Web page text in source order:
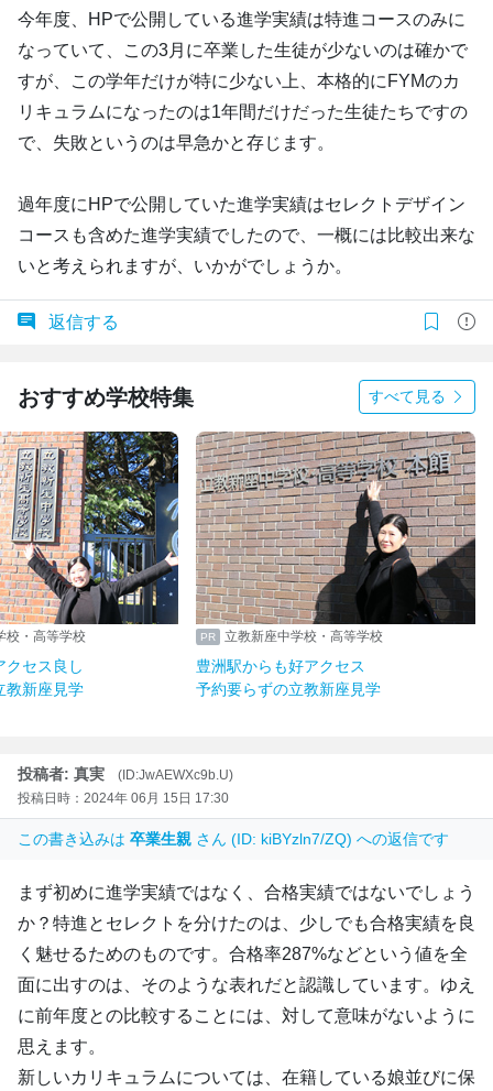
今年度、HPで公開している進学実績は特進コースのみに
なっていて、この3月に卒業した生徒が少ないのは確かで
すが、この学年だけが特に少ない上、本格的にFYMのカ
リキュラムになったのは1年間だけだった生徒たちですの
で、失敗というのは早急かと存じます。
過年度にHPで公開していた進学実績はセレクトデザイン
コースも含めた進学実績でしたので、一概には比較出来な
いと考えられますが、いかがでしょうか。
返信する
おすすめ学校特集 すべて見る
校・高等学校
クセス良し
教新座見学
立教新座中学校・高等学校
豊洲駅からも好アクセス
予約要らずの立教新座見学
投稿者: 真実
(ID:JwAEWXc9b.U)
投稿日時：2024年 06月 15日 17:30
この書き込みは 卒業生親 さん (ID: kiBYzln7/ZQ) への返信です
まず初めに進学実績ではなく、合格実績ではないでしょう
か？特進とセレクトを分けたのは、少しでも合格実績を良
く魅せるためのものです。合格率287%などという値を全
面に出すのは、そのような表れだと認識しています。ゆえ
に前年度との比較することには、対して意味がないように
思えます。
新しいカリキュラムについては、在籍している娘並びに保